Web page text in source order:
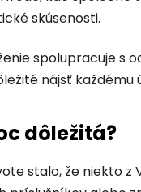
skúsenosti.
spolupracuje s
nájsť
dôležitá?
stalo, že niekto z